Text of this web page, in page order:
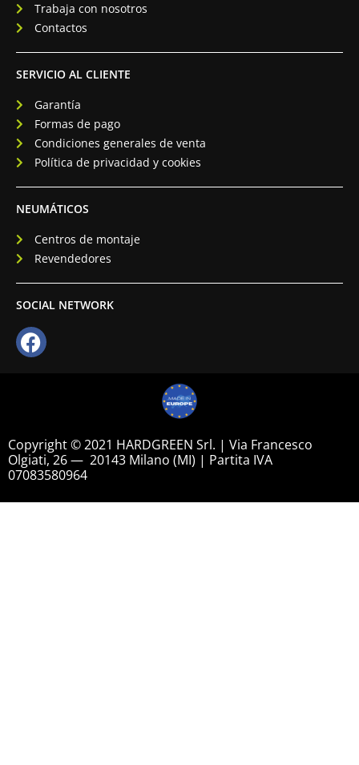
Trabaja con nosotros
Contactos
SERVICIO AL CLIENTE
Garantía
Formas de pago
Condiciones generales de venta
Política de privacidad y cookies
NEUMÁTICOS
Centros de montaje
Revendedores
SOCIAL NETWORK
Copyright © 2021 HARDGREEN Srl. | Via Francesco
Olgiati, 26 — 20143 Milano (MI) | Partita IVA
07083580964